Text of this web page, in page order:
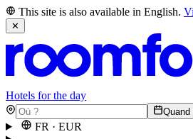
This site is also available in English.
✕
Hotels for the day
Quand
FR · EUR